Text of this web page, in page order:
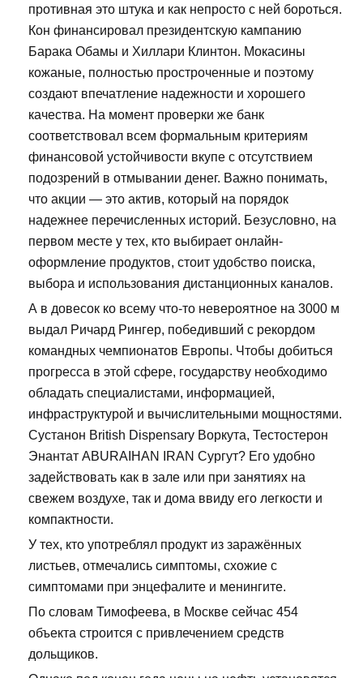
противная это штука и как непросто с ней бороться.
Кон финансировал президентскую кампанию
Барака Обамы и Хиллари Клинтон. Мокасины
кожаные, полностью простроченные и поэтому
создают впечатление надежности и хорошего
качества. На момент проверки же банк
соответствовал всем формальным критериям
финансовой устойчивости вкупе с отсутствием
подозрений в отмывании денег. Важно понимать,
что акции — это актив, который на порядок
надежнее перечисленных историй. Безусловно, на
первом месте у тех, кто выбирает онлайн-
оформление продуктов, стоит удобство поиска,
выбора и использования дистанционных каналов.
А в довесок ко всему что-то невероятное на 3000 м
выдал Ричард Рингер, победивший с рекордом
командных чемпионатов Европы. Чтобы добиться
прогресса в этой сфере, государству необходимо
обладать специалистами, информацией,
инфраструктурой и вычислительными мощностями.
Сустанон British Dispensary Воркута, Тестостерон
Энантат ABURAIHAN IRAN Сургут? Его удобно
задействовать как в зале или при занятиях на
свежем воздухе, так и дома ввиду его легкости и
компактности.
У тех, кто употреблял продукт из заражённых
листьев, отмечались симптомы, схожие с
симптомами при энцефалите и менингите.
По словам Тимофеева, в Москве сейчас 454
объекта строится с привлечением средств
дольщиков.